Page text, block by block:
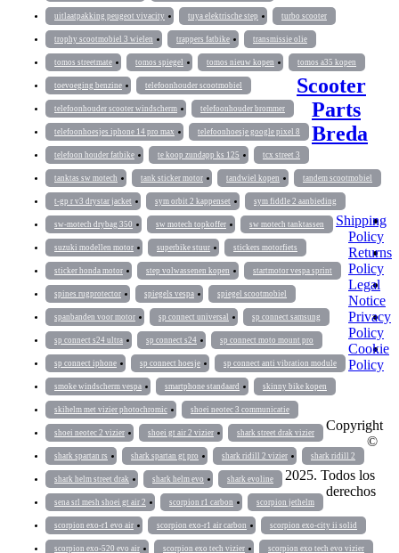
uitlaatpakking peugeot vivacity tuya elektrische step turbo scooter
trophy scootmobiel 3 wielen trappers fatbike transmissie olie
tomos streetmate tomos spiegel tomos nieuw kopen tomos a35 kopen
toevoeging benzine telefoonhouder scootmobiel
telefoonhouder scooter windscherm telefoonhouder brommer
telefoonhoesjes iphone 14 pro max telefoonhoesje google pixel 8
telefoon houder fatbike te koop zundapp ks 125 tcx street 3
tanktas sw motech tank sticker motor tandwiel kopen tandem scootmobiel
t-gp r v3 drystar jacket sym orbit 2 kappenset sym fiddle 2 aanbieding
sw-motech drybag 350 sw motech topkoffer sw motech tanktassen
suzuki modellen motor superbike stuur stickers motorfiets
sticker honda motor step volwassenen kopen startmotor vespa sprint
spines rugprotector spiegels vespa spiegel scootmobiel
spanbanden voor motor sp connect universal sp connect samsung
sp connect s24 ultra sp connect s24 sp connect moto mount pro
sp connect iphone sp connect hoesje sp connect anti vibration module
smoke windscherm vespa smartphone standaard skinny bike kopen
skihelm met vizier photochromic shoei neotec 3 communicatie
shoei neotec 2 vizier shoei gt air 2 vizier shark street drak vizier
shark spartan rs shark spartan gt pro shark ridill 2 vizier shark ridill 2
shark helm street drak shark helm evo shark evoline
sena srl mesh shoei gt air 2 scorpion r1 carbon scorpion jethelm
scorpion exo-r1 evo air scorpion exo-r1 air carbon scorpion exo-city ii solid
scorpion exo-520 evo air scorpion exo tech vizier scorpion exo tech evo vizier
Scooter
Parts
Breda
Shipping
Policy
Returns
Policy
Legal
Notice
Privacy
Policy
Cookie
Policy
Copyright
©
2025. Todos los
derechos